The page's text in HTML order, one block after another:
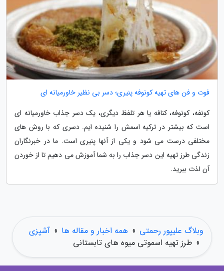
فوت و فن های تهیه کونوفه پنیری؛ دسر بی نظیر خاورمیانه ای
کونفه، کونوفه، کنافه یا هر تلفظ دیگری، یک دسر جذاب خاورمیانه ای
است که بیشتر در ترکیه اسمش را شنیده ایم. دسری که با روش های
مختلفی درست می شود و یکی از آنها پنیری است. ما در خبرنگاران
زندگی طرز تهیه این دسر جذاب را به شما آموزش می دهیم تا از خوردن
آن لذت ببرید.
وبلاگ علیپور رحمتی » همه اخبار و مقاله ها » آشپزی
» طرز تهیه اسموتی میوه های تابستانی